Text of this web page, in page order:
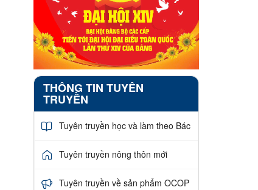
THÔNG TIN TUYÊN
TRUYỀN
Tuyên truyền học và làm theo Bác
Tuyên truyền nông thôn mới
Tuyên truyền về sản phẩm OCOP